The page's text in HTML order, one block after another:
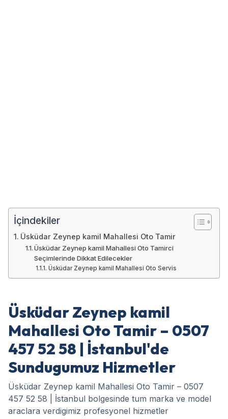
İçindekiler
Üsküdar Zeynep kamil Mahallesi Oto Tamir
Üsküdar Zeynep kamil Mahallesi Oto Tamirci
Seçimlerinde Dikkat Edilecekler
Üsküdar Zeynep kamil Mahallesi Oto Servis
Üsküdar Zeynep kamil
Mahallesi Oto Tamir – 0507
457 52 58 | İstanbul'de
Sundugumuz Hizmetler
Üsküdar Zeynep kamil Mahallesi Oto Tamir – 0507
457 52 58 | İstanbul bolgesinde tum marka ve model
araclara verdigimiz profesyonel hizmetler